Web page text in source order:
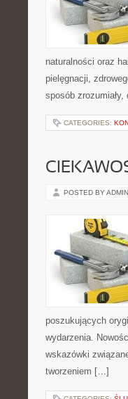
naturalności oraz
pielęgnacji,
sposób
CATEGORIES:
POSTED BY ADMIN
poszukujących
wydarzenia.
wskazówki
tworzeniem […]